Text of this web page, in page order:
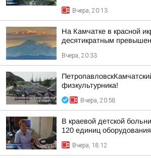
Вчера, 20:13
На Камчатке в красной
десятикратным
Вчера, 20:33
физкультурника!
Вчера, 20:58
В краевой детской
120 единиц оборудования
Вчера, 18:12